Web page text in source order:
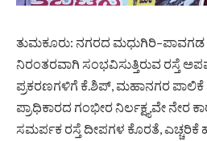
ತುಮಕೂರು: ನಗರದ ಮಧುಗಿರಿ–ಪಾವಗಡ
ನಿರಂತರವಾಗಿ ಸಂಭವಿಸುತ್ತಿರುವ ರಸ್ತೆ
ಪ್ರಕರಣಗಳಿಗೆ ಕೆ.ಶಿಪ್, ಮಹಾನಗರ ಪಾಲಿಕೆ
ಪ್ರಾಧಿಕಾರದ ಗಂಭೀರ ನಿರ್ಲಕ್ಷ್ಯವೇ ನೇರ
ಸಮರ್ಪಕ ರಸ್ತೆ ದೀಪಗಳ ಕೊರತೆ, ಎಚ್ಚರಿಕೆ